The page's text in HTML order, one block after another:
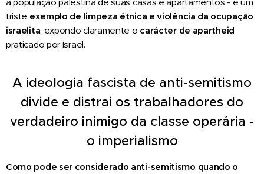
triste exemplo de limpeza étnica e violência da ocupação
israelita, expondo claramente o carácter de apartheid
praticado por Israel.
A ideologia fascista de anti-semitismo
divide e distrai os trabalhadores do
verdadeiro inimigo da classe operária -
o imperialismo
Como pode ser considerado anti-semitismo quando o